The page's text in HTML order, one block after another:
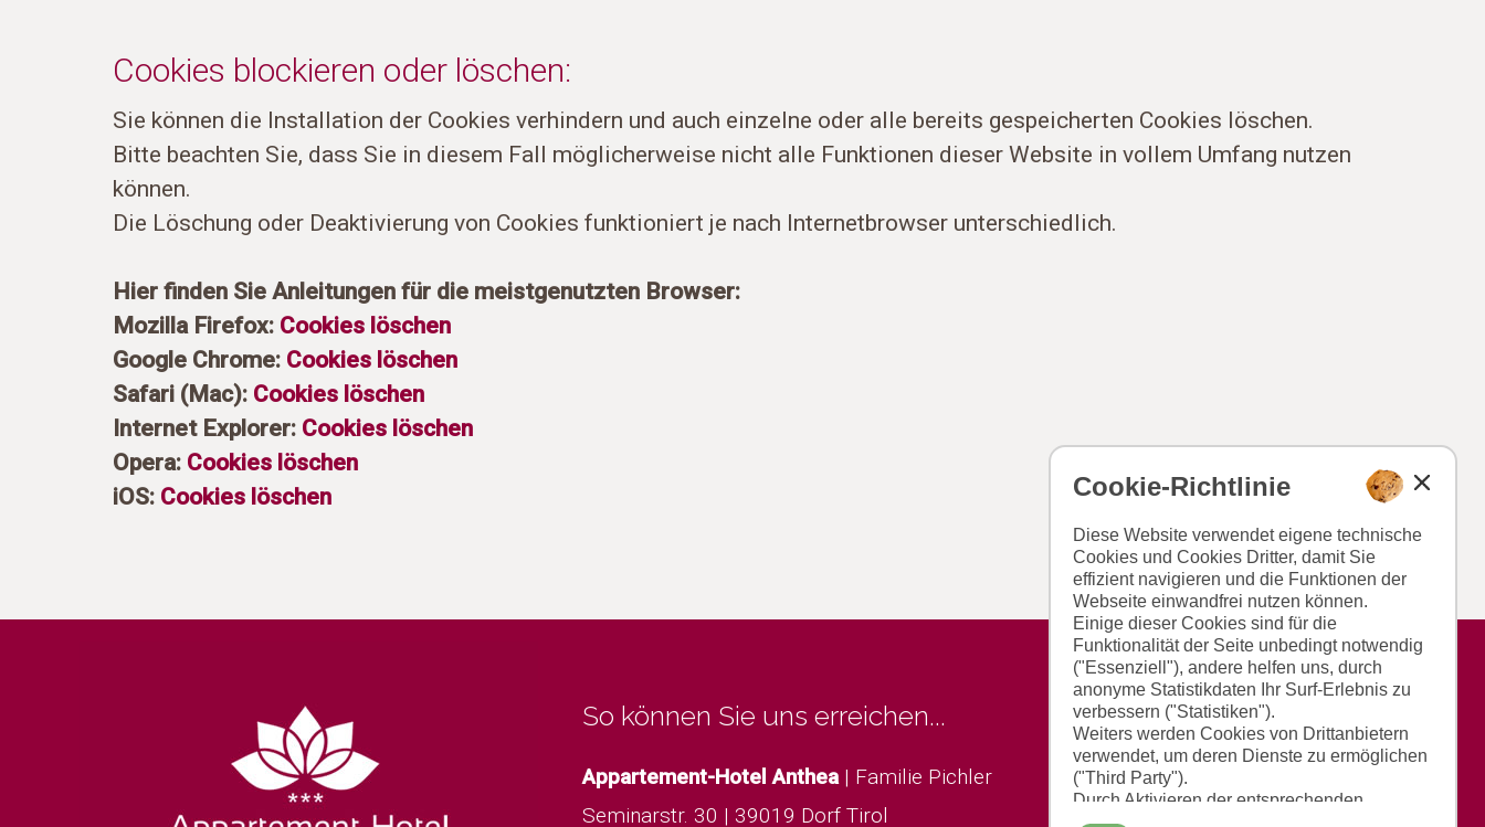
Cookie-Richtlinie
Diese Website verwendet eigene technische
Cookies und Cookies Dritter, damit Sie
effizient navigieren und die Funktionen der
Webseite einwandfrei nutzen können.
Einige dieser Cookies sind für die
Funktionalität der Seite unbedingt notwendig
("Essenziell"), andere helfen uns, durch
anonyme Statistikdaten Ihr Surf-Erlebnis zu
verbessern ("Statistiken").
Weiters werden Cookies von Drittanbietern
verwendet, um deren Dienste zu ermöglichen
("Third Party").
Durch Aktivieren der entsprechenden
Schaltflächen entscheiden Sie selbst, welche
Cookies blockieren oder löschen:
Sie können die Installation der Cookies verhindern und auch einzelne oder alle bereits gespeicherten Cookies löschen.
Bitte beachten Sie, dass Sie in diesem Fall möglicherweise nicht alle Funktionen dieser Website in vollem Umfang nutzen
können.
Die Löschung oder Deaktivierung von Cookies funktioniert je nach Internetbrowser unterschiedlich.
Hier finden Sie Anleitungen für die meistgenutzten Browser:
Mozilla Firefox: Cookies löschen
Google Chrome: Cookies löschen
Safari (Mac): Cookies löschen
Internet Explorer: Cookies löschen
Opera: Cookies löschen
iOS: Cookies löschen
So können Sie uns erreichen...
Appartement-Hotel Anthea| Familie Pichler
Seminarstr. 30 | 39019 Dorf Tirol